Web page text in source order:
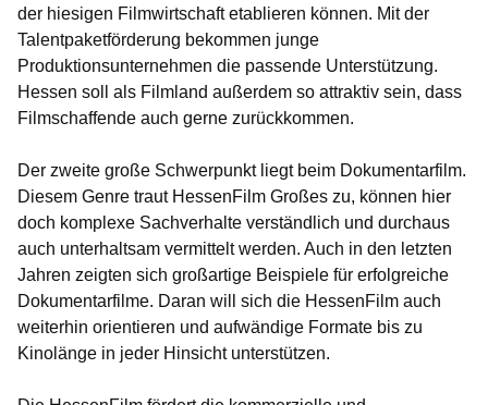
der hiesigen Filmwirtschaft etablieren können. Mit der
Talentpaketförderung bekommen junge
Produktionsunternehmen die passende Unterstützung.
Hessen soll als Filmland außerdem so attraktiv sein, dass
Filmschaffende auch gerne zurückkommen.
Der zweite große Schwerpunkt liegt beim Dokumentarfilm.
Diesem Genre traut HessenFilm Großes zu, können hier
doch komplexe Sachverhalte verständlich und durchaus
auch unterhaltsam vermittelt werden. Auch in den letzten
Jahren zeigten sich großartige Beispiele für erfolgreiche
Dokumentarfilme. Daran will sich die HessenFilm auch
weiterhin orientieren und aufwändige Formate bis zu
Kinolänge in jeder Hinsicht unterstützen.